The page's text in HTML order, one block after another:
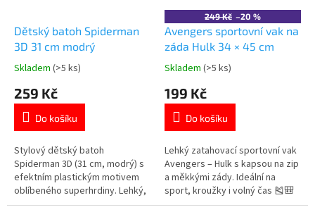
Dětský batoh Spiderman
3D 31 cm modrý
Průměrné
produktu
5,0
5
hvězdiček.
Skladem (>5 ks)
259 Kč
Do košíku
Stylový dětský batoh
Spiderman 3D (31 cm, modrý) s
efektním plastickým motivem
oblíbeného superhrdiny. Lehký,
pohodlný a ideální do školky i na
249 Kč –20 %
Avengers sportovní vak na
záda Hulk 34 × 45 cm
Průměrné
produktu
5,0
5
hvězdiček.
Skladem (>5 ks)
199 Kč
Do košíku
Lehký zatahovací sportovní vak
Avengers – Hulk s kapsou na zip
a měkkými zády. Ideální na
sport, kroužky i volný čas 🎽🎒
Více produktů s